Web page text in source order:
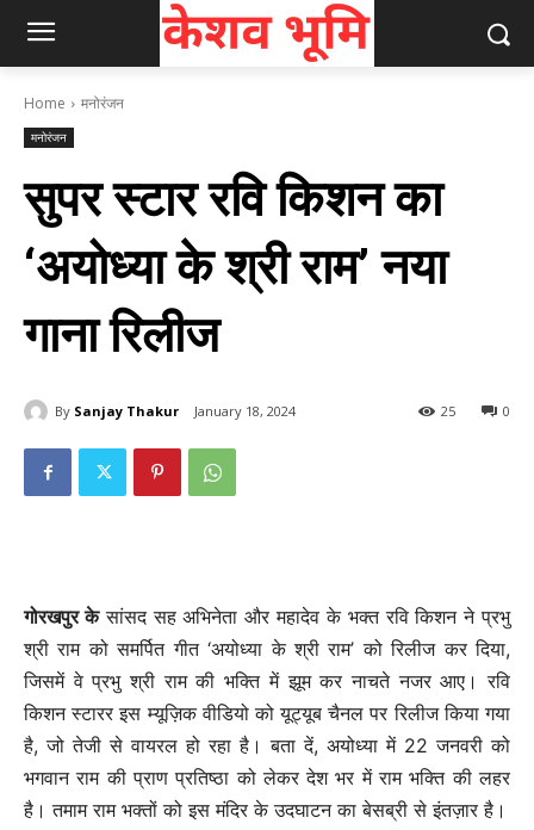
Home मनोरंजन
मनोरंजन
सुपर स्टार रवि किशन का
‘अयोध्या के श्री राम’ नया
गाना रिलीज
By Sanjay Thakur January 18, 2024 0
25
गोरखपुर केसांसद सह अभिनेता और महादेव के भक्त रवि किशन ने प्रभु
श्री राम को समर्पित गीत ‘अयोध्या के श्री राम’ को रिलीज कर दिया,
जिसमें वे प्रभु श्री राम की भक्ति में झूम कर नाचते नजर आए। रवि
किशन स्टारर इस म्यूज़िक वीडियो को यूट्यूब चैनल पर रिलीज किया गया
है, जो तेजी से वायरल हो रहा है। बता दें, अयोध्या में 22 जनवरी को
भगवान राम की प्राण प्रतिष्ठा को लेकर देश भर में राम भक्ति की लहर
है। तमाम राम भक्तों को इस मंदिर के उदघाटन का बेसब्री से इंतज़ार है।